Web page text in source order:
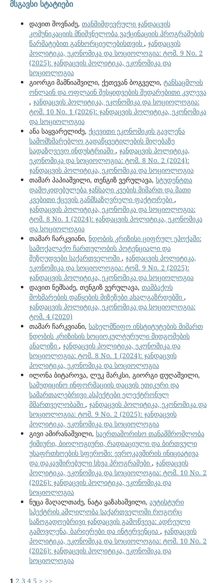
მსგავსი სტატიები
დავით შოვნაძე, თანმიმდევრული ჯანდაცვის
კომუნიკაციის მნიშვნელობა ვაქცინაციის პროგრამების
წარმატებით განხორციელებისთვის , ჯანდაცვის
პოლიტიკა, ეკონომიკა და სოციოლოგია: ტომ. 9 No. 2
(2025): ჯანდაცვის პოლიტიკა, ეკონომიკა და
სოციოლოგია
გიორგი მამნიაშვილი, ქეთევან ბოგველი, ტანსაცმლის
ონლაინ და ოფლაინ შესყიდვების შედარებითი კვლევა
, ჯანდაცვის პოლიტიკა, ეკონომიკა და სოციოლოგია:
ტომ. 10 No. 1 (2026): ჯანდაცვის პოლიტიკა, ეკონომიკა
და სოციოლოგია
ანა საყვარელიძე, ქცევითი ეკონომიკის გავლენა
სამომხმარებლო გადაწყვეტილების მიღებაზე
სადაზღვევო ინდუსტრიაში , ჯანდაცვის პოლიტიკა,
ეკონომიკა და სოციოლოგია: ტომ. 8 No. 2 (2024):
ჯანდაცვის პოლიტიკა, ეკონომიკა და სოციოლოგია
თამარ პაპიაშვილი, თენგიზ ვერულავა, სტუდენტთა
დამოკიდებულება ჯანსაღი კვების მიმართ და მათი
კვებითი ქცევის განმსაზღვრელი ფაქტორები ,
ჯანდაცვის პოლიტიკა, ეკონომიკა და სოციოლოგია:
ტომ. 8 No. 1 (2024): ჯანდაცვის პოლიტიკა, ეკონომიკა
და სოციოლოგია
თამარ ჩარკვიანი, ნდობის კრიზისი ციფრულ ეპოქაში:
სამოქალაქო ჩართულობის პოტენციალი და
შეზღუდვები საქართველოში , ჯანდაცვის პოლიტიკა,
ეკონომიკა და სოციოლოგია: ტომ. 9 No. 2 (2025):
ჯანდაცვის პოლიტიკა, ეკონომიკა და სოციოლოგია
დავით ნემსაძე, თენგიზ ვერულავა, თამბაქოს
მოხმარების დაწყების მიზეზები ახალგაზრდებში ,
ჯანდაცვის პოლიტიკა, ეკონომიკა და სოციოლოგია:
ტომ. 4 (2020)
თამარ ჩარკვიანი, სახელმწიფო ინსტიტუტების მიმართ
ნდობის კრიზისის სოციოკულტურული მიდგომების
ანალიზი , ჯანდაცვის პოლიტიკა, ეკონომიკა და
სოციოლოგია: ტომ. 8 No. 1 (2024): ჯანდაცვის
პოლიტიკა, ეკონომიკა და სოციოლოგია
ილონა ბიტაროვა, ლუკ მარკსი, გიორგი დუღაშვილი,
სამედიცინო ინფორმაციის დაცვის ეთიკური და
სამართალებრივი ასპექტები ელექტრონულ
მმართველობაში , ჯანდაცვის პოლიტიკა, ეკონომიკა და
სოციოლოგია: ტომ. 9 No. 2 (2025): ჯანდაცვის
პოლიტიკა, ეკონომიკა და სოციოლოგია
გივი ამირანაშვილი, საერთაშორისო თანამშრომლობა
ქიმიური, ბიოლოგიური, რადიაციული და ბირთვული
უსაფრთხოების სფეროში: ევროკავშირის ინიციატივა
და დაკავშირებული სხვა პროგრამები , ჯანდაცვის
პოლიტიკა, ეკონომიკა და სოციოლოგია: ტომ. 10 No. 2
(2026): ჯანდაცვის პოლიტიკა, ეკონომიკა და
სოციოლოგია
ნუცა მაღალთაძე, ნატა ყაზახაშვილი, აუტისტური
სპექტრის აშლილობა საქართველოში როგორც
საზოგადოებრივი ჯანდაცვის გამოწვევა: ადრეული
გამოვლენა, ბარიერები და ინტერვენცია , ჯანდაცვის
პოლიტიკა, ეკონომიკა და სოციოლოგია: ტომ. 10 No. 2
(2026): ჯანდაცვის პოლიტიკა, ეკონომიკა და
სოციოლოგია
1 2 3 4 5 > >>